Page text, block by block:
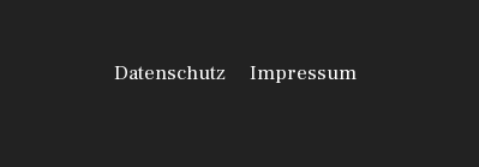
Datenschutz Impressum